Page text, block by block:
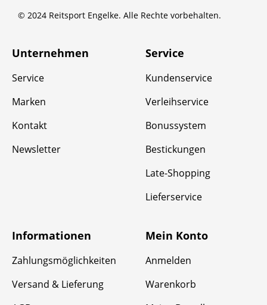
© 2024 Reitsport Engelke. Alle Rechte vorbehalten.
Unternehmen
Service
Marken
Kontakt
Newsletter
Service
Kundenservice
Verleihservice
Bonussystem
Bestickungen
Late-Shopping
Lieferservice
Informationen
Zahlungsmöglichkeiten
Versand & Lieferung
Mein Konto
Anmelden
Warenkorb